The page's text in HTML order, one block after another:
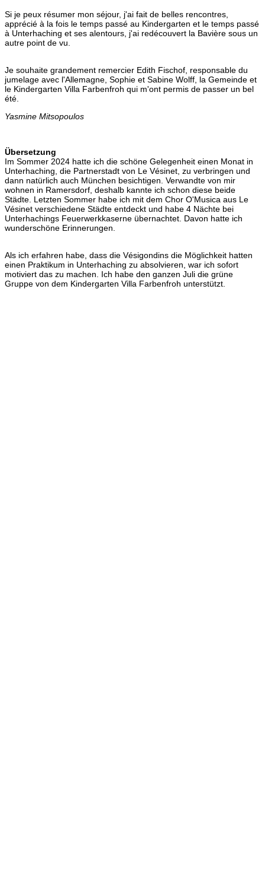
Si je peux résumer mon séjour, j'ai fait de belles rencontres,
apprécié à la fois le temps passé au Kindergarten et le temps passé
à Unterhaching et ses alentours, j'ai redécouvert la Bavière sous un
autre point de vu.
Je souhaite grandement remercier Edith Fischof, responsable du
jumelage avec l'Allemagne, Sophie et Sabine Wolff, la Gemeinde et
le Kindergarten Villa Farbenfroh qui m'ont permis de passer un bel
été.
Yasmine Mitsopoulos
Übersetzung
Im Sommer 2024 hatte ich die schöne Gelegenheit einen Monat in
Unterhaching, die Partnerstadt von Le Vésinet, zu verbringen und
dann natürlich auch München besichtigen. Verwandte von mir
wohnen in Ramersdorf, deshalb kannte ich schon diese beide
Städte. Letzten Sommer habe ich mit dem Chor O'Musica aus Le
Vésinet verschiedene Städte entdeckt und habe 4 Nächte bei
Unterhachings Feuerwerkkaserne übernachtet. Davon hatte ich
wunderschöne Erinnerungen.
Als ich erfahren habe, dass die Vésigondins die Möglichkeit hatten
einen Praktikum in Unterhaching zu absolvieren, war ich sofort
motiviert das zu machen. Ich habe den ganzen Juli die grüne
Gruppe von dem Kindergarten Villa Farbenfroh unterstützt.